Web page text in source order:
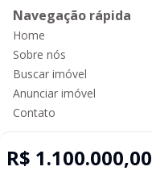
R$ 1.100.000,00
Navegação rápida
Home
Sobre nós
Buscar imóvel
Anunciar imóvel
Contato